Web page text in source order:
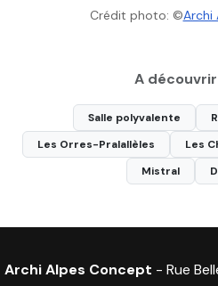
Crédit photo: ©Archi
A découvrir
Salle polyvalente
Les Orres-Pralallèles
Les
Mistral
Archi Alpes Concept - Rue